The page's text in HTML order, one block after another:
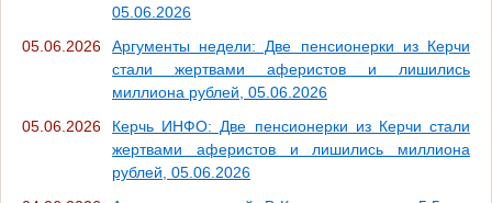
05.06.2026
05.06.2026
Аргументы недели: Две пенсионерки из Керчи
стали жертвами аферистов и лишились
миллиона рублей, 05.06.2026
05.06.2026
Керчь ИНФО: Две пенсионерки из Керчи стали
жертвами аферистов и лишились миллиона
рублей, 05.06.2026